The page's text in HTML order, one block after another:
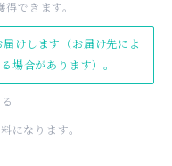
できます。
けします（お届け先によ
場合があります）。
になります。